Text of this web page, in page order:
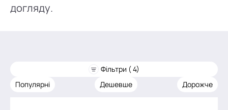
догляду.
Фільтри ( 4)
Популярні
Дешевше Дорожче